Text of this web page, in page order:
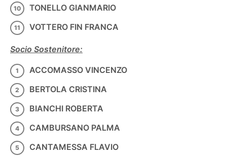
TONELLO GIANMARIO
VOTTERO FIN FRANCA
Socio Sostenitore:
ACCOMASSO VINCENZO
BERTOLA CRISTINA
BIANCHI ROBERTA
CAMBURSANO PALMA
CANTAMESSA FLAVIO